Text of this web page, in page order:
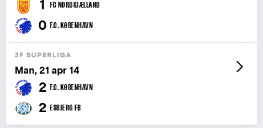
1 FC NORDSJÆLLAND
0 F.C. KØBENHAVN
3F SUPERLIGA
Man, 21 apr 14
2 F.C. KØBENHAVN
2 ESBJERG FB